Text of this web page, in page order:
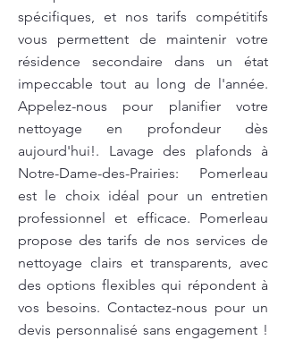
spécifiques, et nos tarifs compétitifs
vous permettent de maintenir votre
résidence secondaire dans un état
impeccable tout au long de l'année.
Appelez-nous pour planifier votre
nettoyage en profondeur dès
aujourd'hui!. Lavage des plafonds à
Notre-Dame-des-Prairies: Pomerleau
est le choix idéal pour un entretien
professionnel et efficace. Pomerleau
propose des tarifs de nos services de
nettoyage clairs et transparents, avec
des options flexibles qui répondent à
vos besoins. Contactez-nous pour un
devis personnalisé sans engagement !